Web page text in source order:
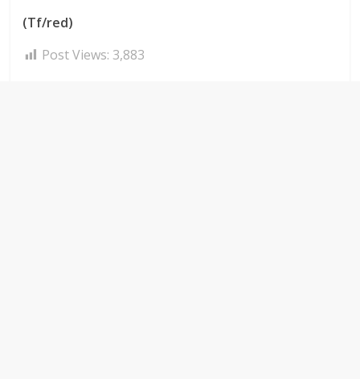
(Tf/red)
Post Views: 3,883